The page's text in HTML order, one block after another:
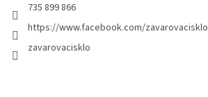
735 899 866
https://www.facebook.com/zavarovacisklo
zavarovacisklo